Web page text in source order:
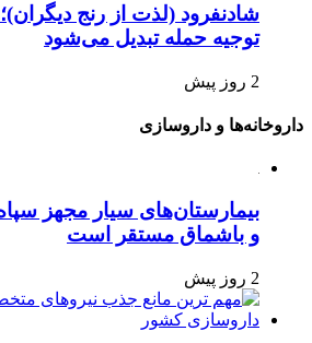
شادنفرود (لذت از رنج دیگران)؛
توجیه حمله تبدیل می‌شود
2 روز پیش
داروخانه‌ها و داروسازی
بیمارستان‌های سیار مجهز
و باشماق مستقر است
2 روز پیش